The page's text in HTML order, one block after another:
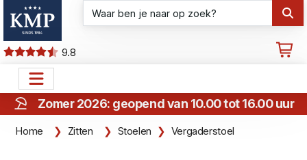
9.8
Zomer 2026: geopend van 10.00 tot 16.00 uur
Home Zitten Stoelen Vergaderstoel